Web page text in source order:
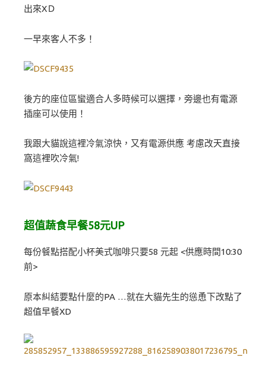
出來XＤ
一早來客人不多！
後方的座位區蠻適合人多時候可以選擇，旁邊也有電源
插座可以使用！
我跟大貓說這裡冷氣涼快，又有電源供應 考慮改天直接
窩這裡吹冷氣!
超值蔬食早餐58元UP
每份餐點搭配小杯美式咖啡只要58 元起 <供應時間10:30
前>
原本糾結要點什麼的PA …就在大貓先生的慫恿下改點了
超值早餐XD